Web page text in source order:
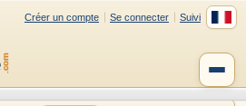
Créer un compte Se connecter Suivi